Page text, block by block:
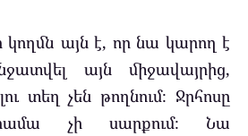
այն է, որ նա կարող է
այն միջավայրից,
տեղ չեն թողնում։ Ջրհոսը
չի սարքում։ Նա